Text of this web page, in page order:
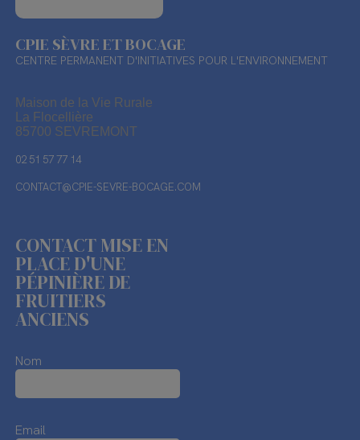
CPIE SÈVRE ET BOCAGE
CENTRE PERMANENT D'INITIATIVES POUR L'ENVIRONNEMENT
Maison de la Vie Rurale
La Flocellière
85700 SEVREMONT
02 51 57 77 14
CONTACT@CPIE-SEVRE-BOCAGE.COM
CONTACT MISE EN
PLACE D'UNE
PÉPINIÈRE DE
FRUITIERS
ANCIENS
Nom
Email